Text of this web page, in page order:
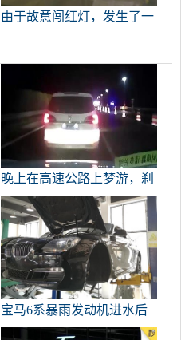
由于故意闯红灯，发生了一
晚上在高速公路上梦游，刹
车不如汽车追尾前好！
宝马6系暴雨发动机进水后
大修